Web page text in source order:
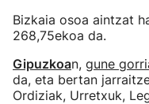
Bizkaia osoa aintzat
268,75ekoa da.
Gipuzkoan, gune
da, eta bertan
Ordiziak, Urretxuk,